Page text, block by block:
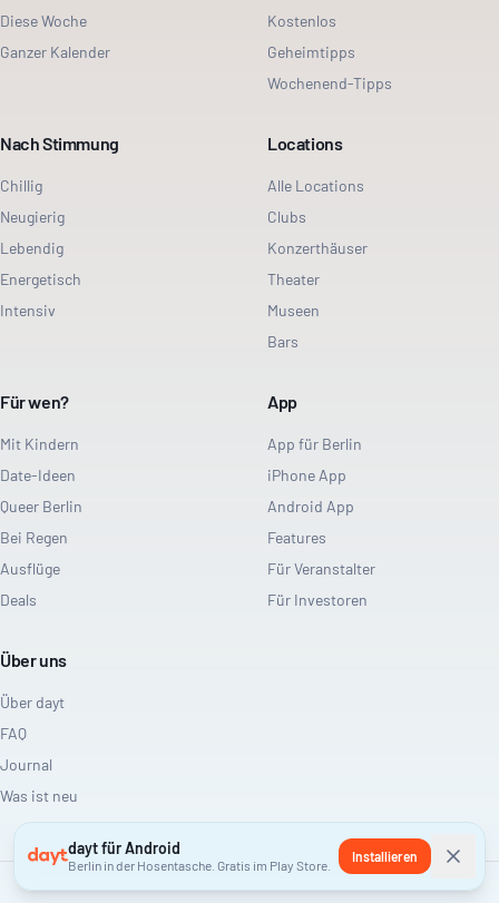
Diese Woche
Ganzer Kalender
Kostenlos
Geheimtipps
Wochenend-Tipps
Nach Stimmung
Chillig
Neugierig
Lebendig
Energetisch
Intensiv
Locations
Alle Locations
Clubs
Konzerthäuser
Theater
Museen
Bars
Für wen?
Mit Kindern
Date-Ideen
Queer Berlin
Bei Regen
Ausflüge
Deals
App
App für Berlin
iPhone App
Android App
Features
Für Veranstalter
Für Investoren
Über uns
Über dayt
FAQ
Journal
Was ist neu
dayt für Android
Berlin in der Hosentasche. Gratis im Play Store.
Installieren